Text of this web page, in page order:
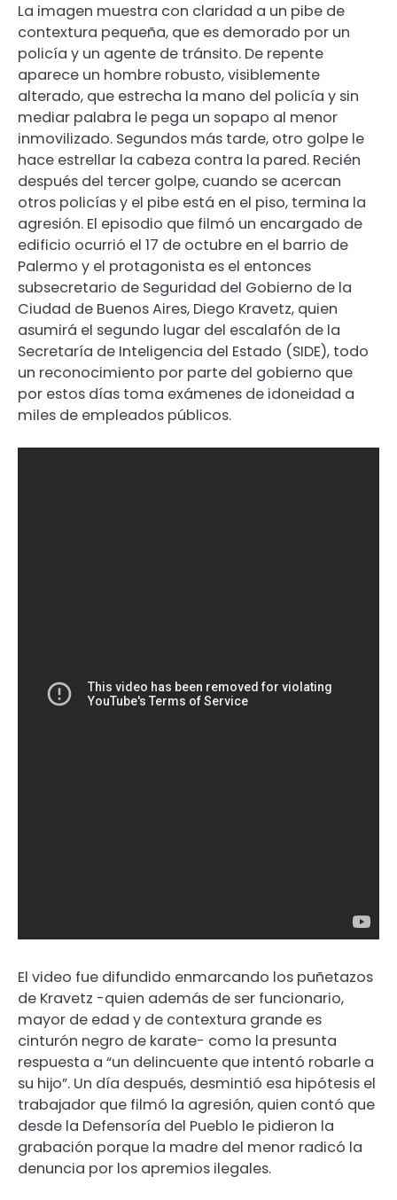
La imagen muestra con claridad a un pibe de
contextura pequeña, que es demorado por un
policía y un agente de tránsito. De repente
aparece un hombre robusto, visiblemente
alterado, que estrecha la mano del policía y sin
mediar palabra le pega un sopapo al menor
inmovilizado. Segundos más tarde, otro golpe le
hace estrellar la cabeza contra la pared. Recién
después del tercer golpe, cuando se acercan
otros policías y el pibe está en el piso, termina la
agresión. El episodio que filmó un encargado de
edificio ocurrió el 17 de octubre en el barrio de
Palermo y el protagonista es el entonces
subsecretario de Seguridad del Gobierno de la
Ciudad de Buenos Aires, Diego Kravetz, quien
asumirá el segundo lugar del escalafón de la
Secretaría de Inteligencia del Estado (SIDE), todo
un reconocimiento por parte del gobierno que
por estos días toma exámenes de idoneidad a
miles de empleados públicos.
El video fue difundido enmarcando los puñetazos
de Kravetz -quien además de ser funcionario,
mayor de edad y de contextura grande es
cinturón negro de karate- como la presunta
respuesta a “un delincuente que intentó robarle a
su hijo”. Un día después, desmintió esa hipótesis el
trabajador que filmó la agresión, quien contó que
desde la Defensoría del Pueblo le pidieron la
grabación porque la madre del menor radicó la
denuncia por los apremios ilegales.